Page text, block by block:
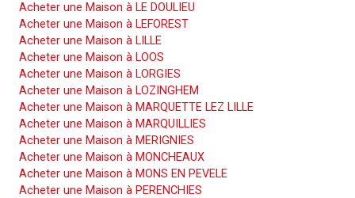
Acheter une Maison à LE DOULIEU
Acheter une Maison à LEFOREST
Acheter une Maison à LILLE
Acheter une Maison à LOOS
Acheter une Maison à LORGIES
Acheter une Maison à LOZINGHEM
Acheter une Maison à MARQUETTE LEZ LILLE
Acheter une Maison à MARQUILLIES
Acheter une Maison à MERIGNIES
Acheter une Maison à MONCHEAUX
Acheter une Maison à MONS EN PEVELE
Acheter une Maison à PERENCHIES